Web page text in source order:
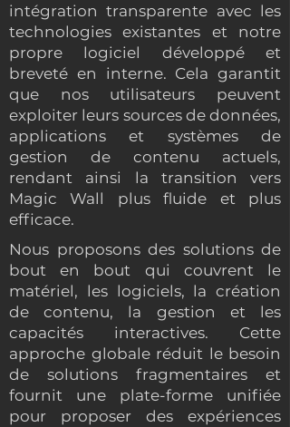
intégration transparente avec les
technologies existantes et notre
propre logiciel développé et
breveté en interne. Cela garantit
que nos utilisateurs peuvent
exploiter leurs sources de données,
applications et systèmes de
gestion de contenu actuels,
rendant ainsi la transition vers
Magic Wall plus fluide et plus
efficace.
Nous proposons des solutions de
bout en bout qui couvrent le
matériel, les logiciels, la création
de contenu, la gestion et les
capacités interactives. Cette
approche globale réduit le besoin
de solutions fragmentaires et
fournit une plate-forme unifiée
pour proposer des expériences